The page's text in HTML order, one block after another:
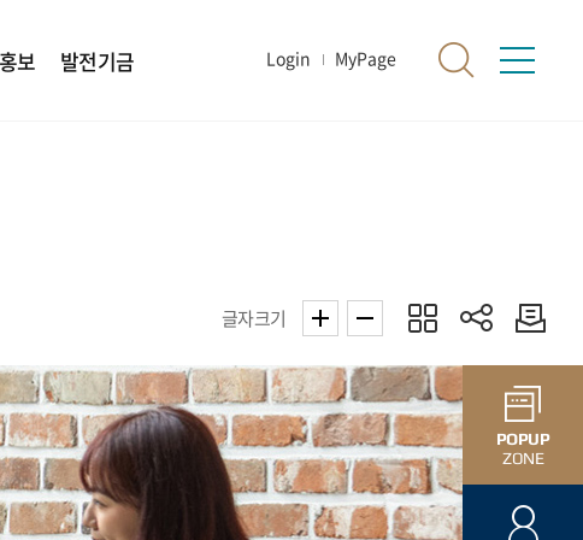
홍보 발전기금 Login MyPage
POPUP
ZONE
글자크기